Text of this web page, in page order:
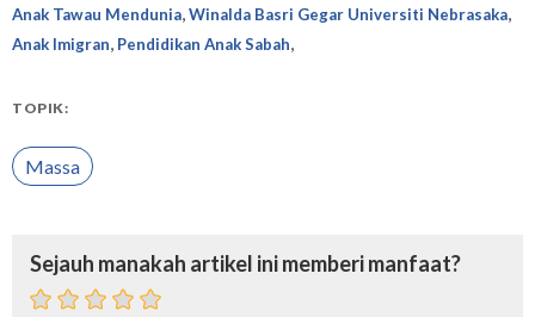
Anak Tawau Mendunia,Winalda Basri Gegar Universiti Nebrasaka,
Anak Imigran, Pendidikan Anak Sabah,
TOPIK:
Massa
Sejauh manakah artikel ini memberi manfaat?